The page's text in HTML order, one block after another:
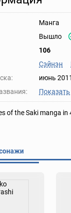
Манга
Вышло
106
Сэйнэн
июнь 2011
Показать
of the Saki manga